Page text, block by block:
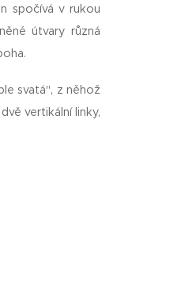
spočívá v rukou
útvary různá
svatá", z něhož
vertikální linky,